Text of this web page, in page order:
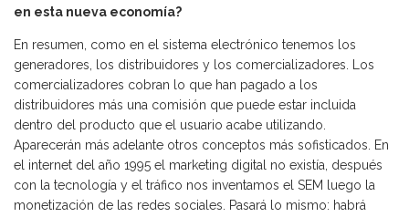
en esta nueva economía?
En resumen, como en el sistema electrónico tenemos los
generadores, los distribuidores y los comercializadores. Los
comercializadores cobran lo que han pagado a los
distribuidores más una comisión que puede estar incluida
dentro del producto que el usuario acabe utilizando.
Aparecerán más adelante otros conceptos más sofisticados. En
el internet del año 1995 el marketing digital no existía, después
con la tecnología y el tráfico nos inventamos el SEM luego la
monetización de las redes sociales. Pasará lo mismo: habrá